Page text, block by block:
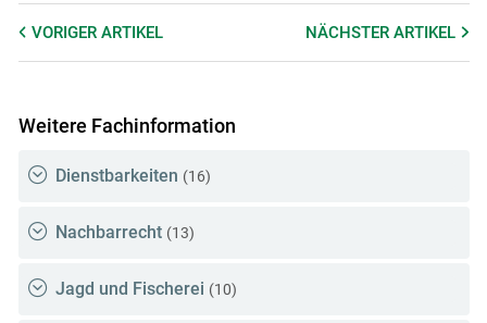
VORIGER ARTIKEL NÄCHSTERARTIKEL
Weitere Fachinformation
Dienstbarkeiten (16)
Nachbarrecht (13)
Jagd und Fischerei (10)